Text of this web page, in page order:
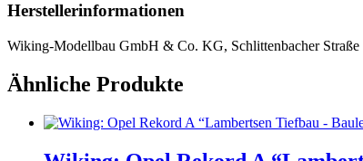
Herstellerinformationen
Wiking-Modellbau GmbH & Co. KG, Schlittenbacher Straße
Ähnliche Produkte